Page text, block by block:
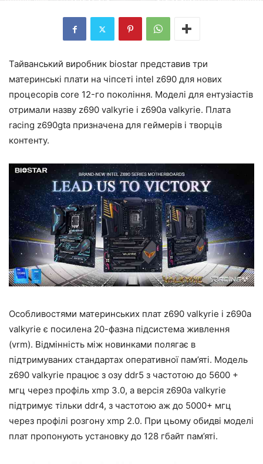
Тайванський виробник biostar представив три
материнські плати на чіпсеті intel z690 для нових
процесорів core 12-го покоління. Моделі для ентузіастів
отримали назву z690 valkyrie і z690a valkyrie. Плата
racing z690gta призначена для геймерів і творців
контенту.
Особливостями материнських плат z690 valkyrie і z690a
valkyrie є посилена 20-фазна підсистема живлення
(vrm). Відмінність між новинками полягає в
підтримуваних стандартах оперативної пам’яті. Модель
z690 valkyrie працює з озу ddr5 з частотою до 5600 +
мгц через профіль xmp 3.0, а версія z690a valkyrie
підтримує тільки ddr4, з частотою аж до 5000+ мгц
через профілі розгону xmp 2.0. При цьому обидві моделі
плат пропонують установку до 128 гбайт пам’яті.